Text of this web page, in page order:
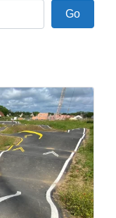
GoGo